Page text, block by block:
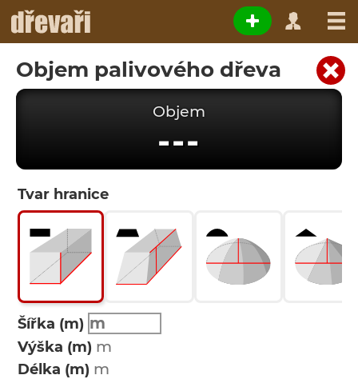
Objem palivového dřeva
Objem
---
Tvar hranice
Šířka (m)
Výška (m)
Délka (m)